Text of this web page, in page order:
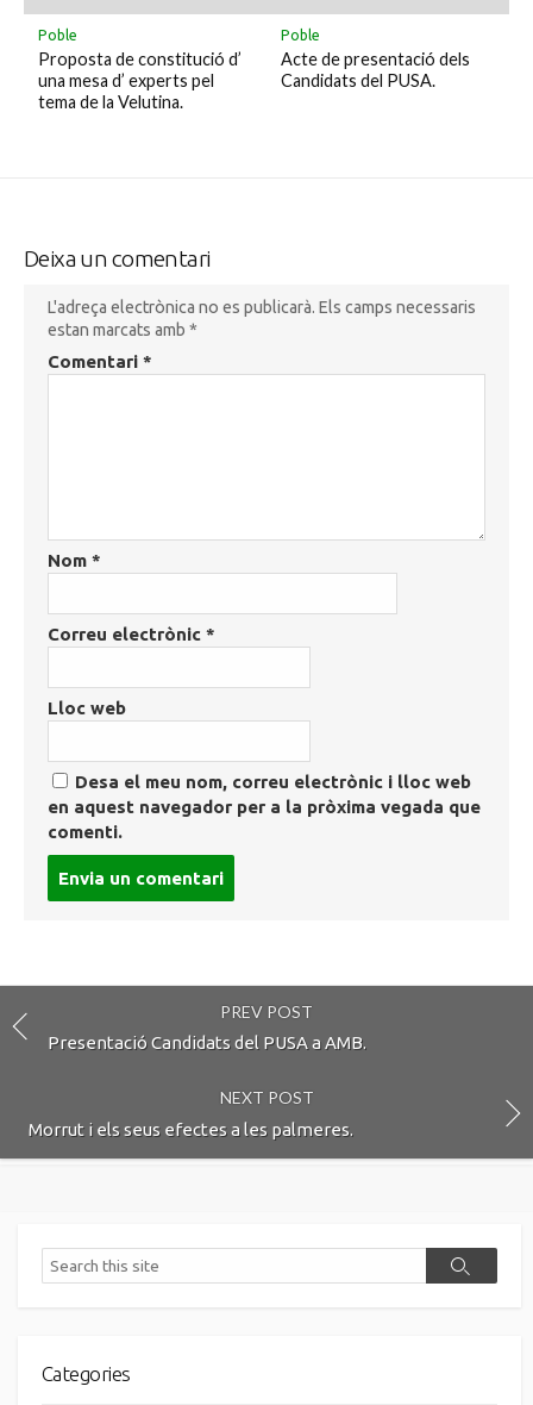
Poble
Proposta de constitució d’
una mesa d’ experts pel
tema de la Velutina.
Poble
Acte de presentació dels
Candidats del PUSA.
Deixa un comentari
L'adreça electrònica no es publicarà. Els camps necessaris
estan marcats amb *
Comentari *
Nom *
Correu electrònic *
Lloc web
Desa el meu nom, correu electrònic i lloc web
en aquest navegador per a la pròxima vegada que
comenti.
PREV POST
Presentació Candidats del PUSA a AMB.
NEXT POST
Morrut i els seus efectes a les palmeres.
Search
Search
Categories